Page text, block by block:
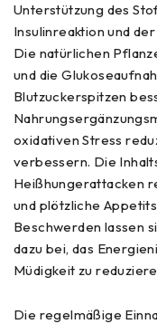
Unterstützung des
Insulinreaktion und
Die natürlichen
und die
Blutzuckerspitzen
oxidativen Stress
verbessern. Die
Heißhungerattacken
und plötzliche
Beschwerden lassen
dazu bei, das
Müdigkeit zu
Die regelmäßige